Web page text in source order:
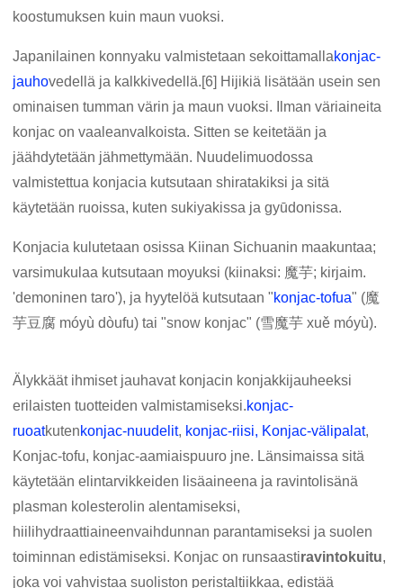
koostumuksen kuin maun vuoksi.
Japanilainen konnyaku valmistetaan sekoittamallakonjac-
jauhovedellä ja kalkkivedellä.[6] Hijikiä lisätään usein sen
ominaisen tumman värin ja maun vuoksi. Ilman väriaineita
konjac on vaaleanvalkoista. Sitten se keitetään ja
jäähdytetään jähmettymään. Nuudelimuodossa
valmistettua konjacia kutsutaan shiratakiksi ja sitä
käytetään ruoissa, kuten sukiyakissa ja gyūdonissa.
Konjacia kulutetaan osissa Kiinan Sichuanin maakuntaa;
varsimukulaa kutsutaan moyuksi (kiinaksi: 魔芋; kirjaim.
'demoninen taro'), ja hyytelöä kutsutaan "konjac-tofua" (魔
芋豆腐 móyù dòufu) tai "snow konjac" (雪魔芋 xuě móyù).
Älykkäät ihmiset jauhavat konjacin konjakkijauheeksi
erilaisten tuotteiden valmistamiseksi.konjac-
ruoatkutenkonjac-nuudelit, konjac-riisi, Konjac-välipalat,
Konjac-tofu, konjac-aamiaispuuro jne. Länsimaissa sitä
käytetään elintarvikkeiden lisäaineena ja ravintolisänä
plasman kolesterolin alentamiseksi,
hiilihydraattiaineenvaihdunnan parantamiseksi ja suolen
toiminnan edistämiseksi. Konjac on runsaastiravintokuitu,
joka voi vahvistaa suoliston peristaltiikkaa, edistää